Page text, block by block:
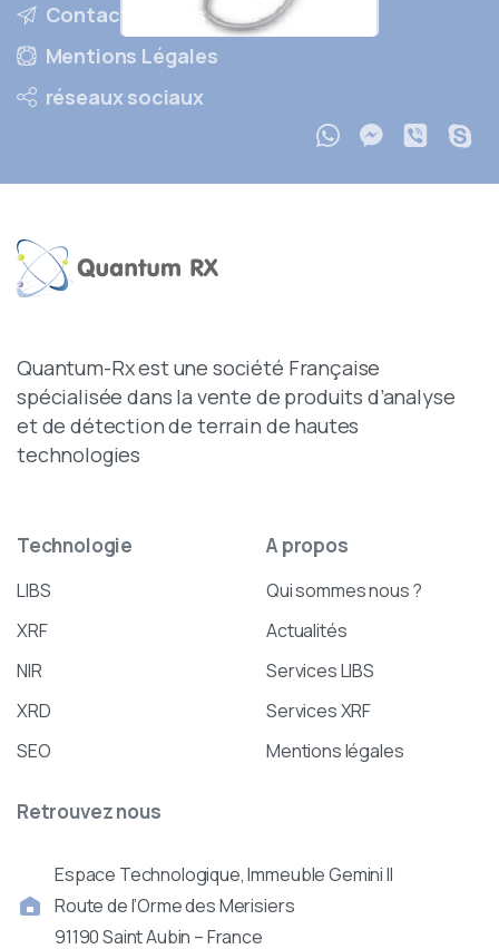
Contactez nous
Mentions Légales
réseaux sociaux
Quantum-Rx est une société Française
spécialisée dans la vente de produits d’analyse
et de détection de terrain de hautes
technologies
Technologie
LIBS
XRF
NIR
XRD
SEO
A propos
Qui sommes nous ?
Actualités
Services LIBS
Services XRF
Mentions légales
Retrouveznous
Espace Technologique, Immeuble Gemini II
Route de l’Orme des Merisiers
91190 Saint Aubin – France